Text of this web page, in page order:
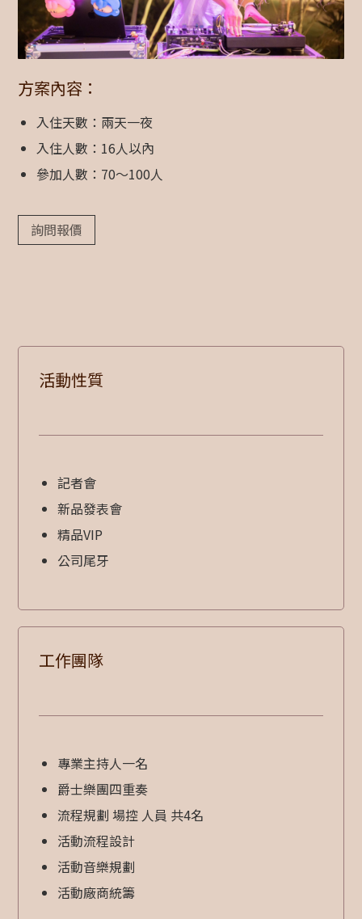
方案內容：
入住天數：兩天一夜
入住人數：16人以內
參加人數：70～100人
詢問報價
活動性質
記者會
新品發表會
精品VIP
公司尾牙
工作團隊
專業主持人一名
爵士樂團四重奏
流程規劃 場控 人員 共4名
活動流程設計
活動音樂規劃
活動廠商統籌